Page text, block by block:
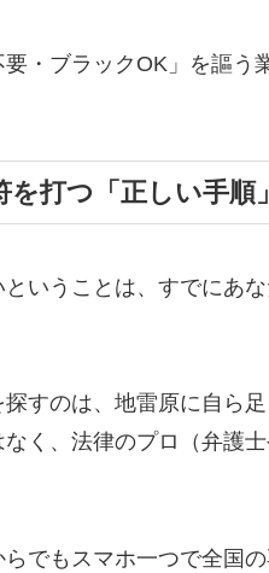
・ブラックOK」を謳う
打つ「正しい手順」
いうことは、すでにあ
すのは、地雷原に自ら
く、法律のプロ（弁護
でもスマホ一つで全国